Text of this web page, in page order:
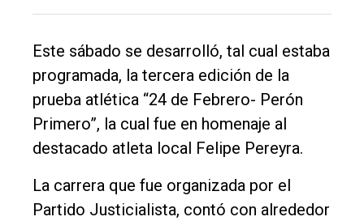
Balcarce
Inicio
Tendencia
Int.
General
Política
Cultura
Este sábado se desarrolló, tal cual estaba
programada, la tercera edición de la
prueba atlética “24 de Febrero- Perón
Primero”, la cual fue en homenaje al
destacado atleta local Felipe Pereyra.
La carrera que fue organizada por el
Partido Justicialista, contó con alrededor